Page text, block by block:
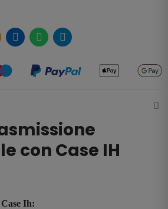
con Case IH
Ih: